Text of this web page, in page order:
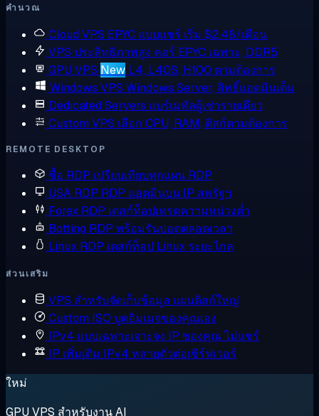
คำนวณ
Cloud VPS EPYC แบบแชร์ เริ่ม $2.48/เดือน
VPS ประสิทธิภาพสูง คอร์ EPYC เฉพาะ, DDR5
GPU VPS New L4, L40S, H100 ตามต้องการ
Windows VPS Windows Server, สิทธิ์แอดมินเต็ม
Dedicated Servers แบร์เมทัลผู้เช่ารายเดียว
Custom VPS เลือก CPU, RAM, ดิสก์ตามต้องการ
REMOTE DESKTOP
ซื้อ RDP เปรียบเทียบทุกแผน RDP
USA RDP RDP แอดมินบน IP สหรัฐฯ
Forex RDP เดสก์ท็อปเทรดความหน่วงต่ำ
Botting RDP พร้อมรันบอตตลอดเวลา
Linux RDP เดสก์ท็อป Linux ระยะไกล
ส่วนเสริม
VPS สำหรับจัดเก็บข้อมูล แผนดิสก์ใหญ่
Custom ISO บูตอิมเมจของคุณเอง
IPv4 แบบเฉพาะเจาะจง IP ของคุณ ไม่แชร์
IP เพิ่มเติม IPv4 หลายตัวต่อเซิร์ฟเวอร์
ใหม่
GPU VPS สำหรับงาน AI